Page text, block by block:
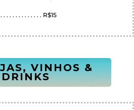
. . . . . . . . . . . . . R$15
VINHOS &
DRINKS